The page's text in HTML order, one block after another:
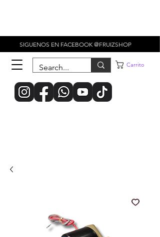
SIGUENOS EN FACEBOOK @FRUIZSHOP
Carrito